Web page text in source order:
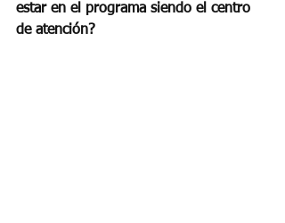
estar en el programa siendo el centro
de atención?